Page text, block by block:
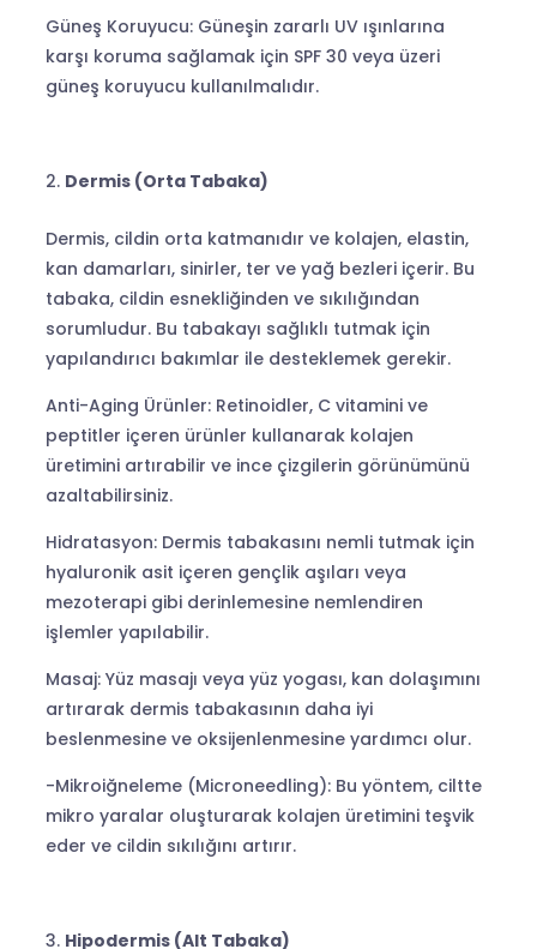
Güneş Koruyucu: Güneşin zararlı UV ışınlarına
karşı koruma sağlamak için SPF 30 veya üzeri
güneş koruyucu kullanılmalıdır.
Dermis (Orta Tabaka)
Dermis, cildin orta katmanıdır ve kolajen, elastin,
kan damarları, sinirler, ter ve yağ bezleri içerir. Bu
tabaka, cildin esnekliğinden ve sıkılığından
sorumludur. Bu tabakayı sağlıklı tutmak için
yapılandırıcı bakımlar ile desteklemek gerekir.
Anti-Aging Ürünler: Retinoidler, C vitamini ve
peptitler içeren ürünler kullanarak kolajen
üretimini artırabilir ve ince çizgilerin görünümünü
azaltabilirsiniz.
Hidratasyon: Dermis tabakasını nemli tutmak için
hyaluronik asit içeren gençlik aşıları veya
mezoterapi gibi derinlemesine nemlendiren
işlemler yapılabilir.
Masaj: Yüz masajı veya yüz yogası, kan dolaşımını
artırarak dermis tabakasının daha iyi
beslenmesine ve oksijenlenmesine yardımcı olur.
-Mikroiğneleme (Microneedling): Bu yöntem, ciltte
mikro yaralar oluşturarak kolajen üretimini teşvik
eder ve cildin sıkılığını artırır.
Hipodermis (Alt Tabaka)